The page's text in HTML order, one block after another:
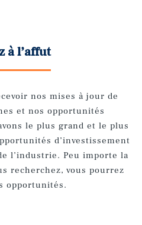
à l’affut
nos mises à jour de
et nos opportunités
le plus grand et le plus
d’investissement
l’industrie. Peu importe la
recherchez, vous pourrez
opportunités.